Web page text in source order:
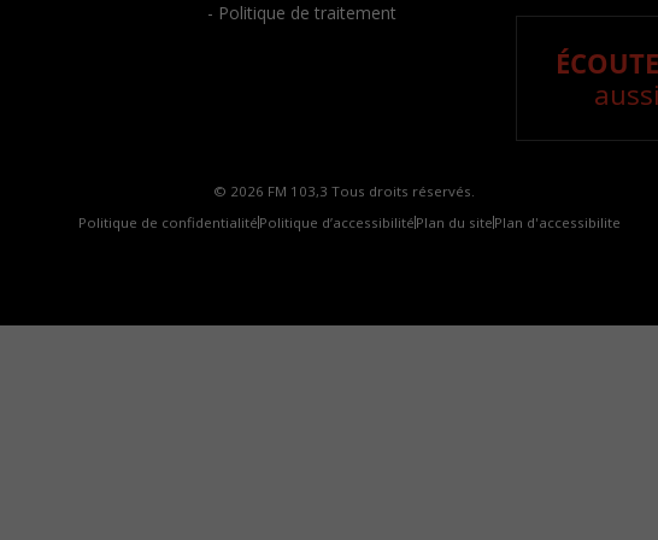
- Politique de traitement
© 2026 FM 103,3 Tous droits réservés.
Politique de confidentialité Politique d’accessibilité Plan du site Plan d'accessibilite